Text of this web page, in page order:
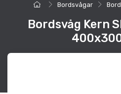
Bordsvågar
Bordsvåg Kern